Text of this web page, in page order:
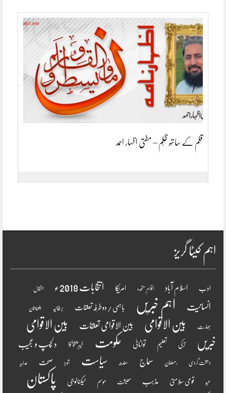
قلم کے ساتھ ظُلم – مفتی اظہار احمد
اہم کیٹا گریز
ادب اسلام آباد اقوامِ متحدہ امریکا انتخابات 2018ء انتقال
انسانیت اہم خبریں باہمی / دو طرفہ تعلقات برطانیہ بلوچستان
بھارت بین الاقوامی بین الاقوامی تعلقات
بین الاقوامی
خبریں
ترکی تعلیم توانائی حکومت خیبر پختونخوا دلچسپ و عجیب
دھشت گردی رمضان سماج سندھ سیاست شوبز صحت عدلیہ
عید قومی سلامتی مذہب معیشت موسم ٹیکنالوجی پاکستان